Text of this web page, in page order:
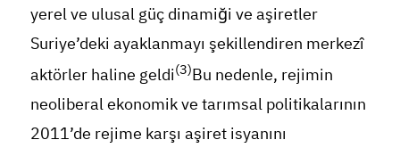
yerel ve ulusal güç dinamiği ve aşiretler
Suriye’deki ayaklanmayı şekillendiren merkezî
aktörler haline geldi(3)Bu nedenle, rejimin
neoliberal ekonomik ve tarımsal politikalarının
2011’de rejime karşı aşiret isyanını